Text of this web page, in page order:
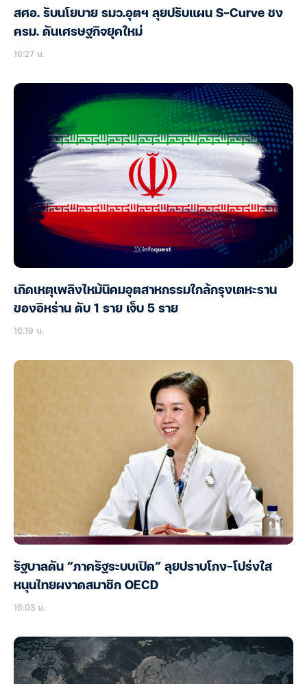
สศอ. รับนโยบาย รมว.อุตฯ ลุยปรับแผน S-Curve ชง
ครม. ดันเศรษฐกิจยุคใหม่
16:27 น.
เกิดเหตุเพลิงไหม้นิคมอุตสาหกรรมใกล้กรุงเตหะราน
ของอิหร่าน ดับ 1 ราย เจ็บ 5 ราย
16:19 น.
รัฐบาลดัน “ภาครัฐระบบเปิด” ลุยปราบโกง-โปร่งใส
หนุนไทยผงาดสมาชิก OECD
16:03 น.